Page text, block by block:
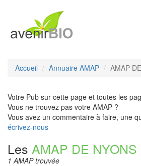
Accueil Annuaire AMAP AMAP
Votre Pub sur cette page et toutes les
Vous ne trouvez pas votre AMAP ?
Vous avez un commentaire à faire, une
écrivez-nous
Les AMAP DE NYONS
1 AMAP trouvée